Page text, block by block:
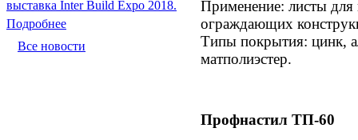
выставка Inter Build Expo 2018.
Подробнее
Все новости
Применение: листы для
ограждающих
Типы покрытия: цинк,
матполиэстер.
Профнастил ТП-60